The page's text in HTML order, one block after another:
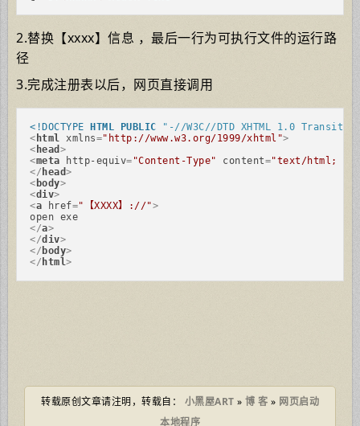
2.替换【xxxx】信息 ，最后一行为可执行文件的运行路
径
3.完成注册表以后，网页直接调用
<!DOCTYPE HTML PUBLIC
"-//W3C//DTD XHTML 1.0
< html xmlns="http://www.w3.org/1999/xhtml">
< head >
<meta http-equiv= "Content-Type" content="text/html;
</ head>
< body>
<div>
<a href="【XXXX】://">
</a>
</div>
</ body>
</ html>
转载原创文章请注明，转载自： 小黑屋ART » 博 客 » 网页启动
本地程序